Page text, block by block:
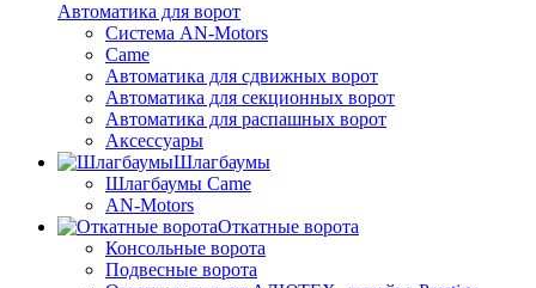
Автоматика для ворот
Система AN-Motors
Came
Автоматика для сдвижных ворот
Автоматика для секционных ворот
Автоматика для распашных ворот
Аксессуары
Шлагбаумы
Шлагбаумы Came
AN-Motors
Откатные ворота
Консольные ворота
Подвесные ворота